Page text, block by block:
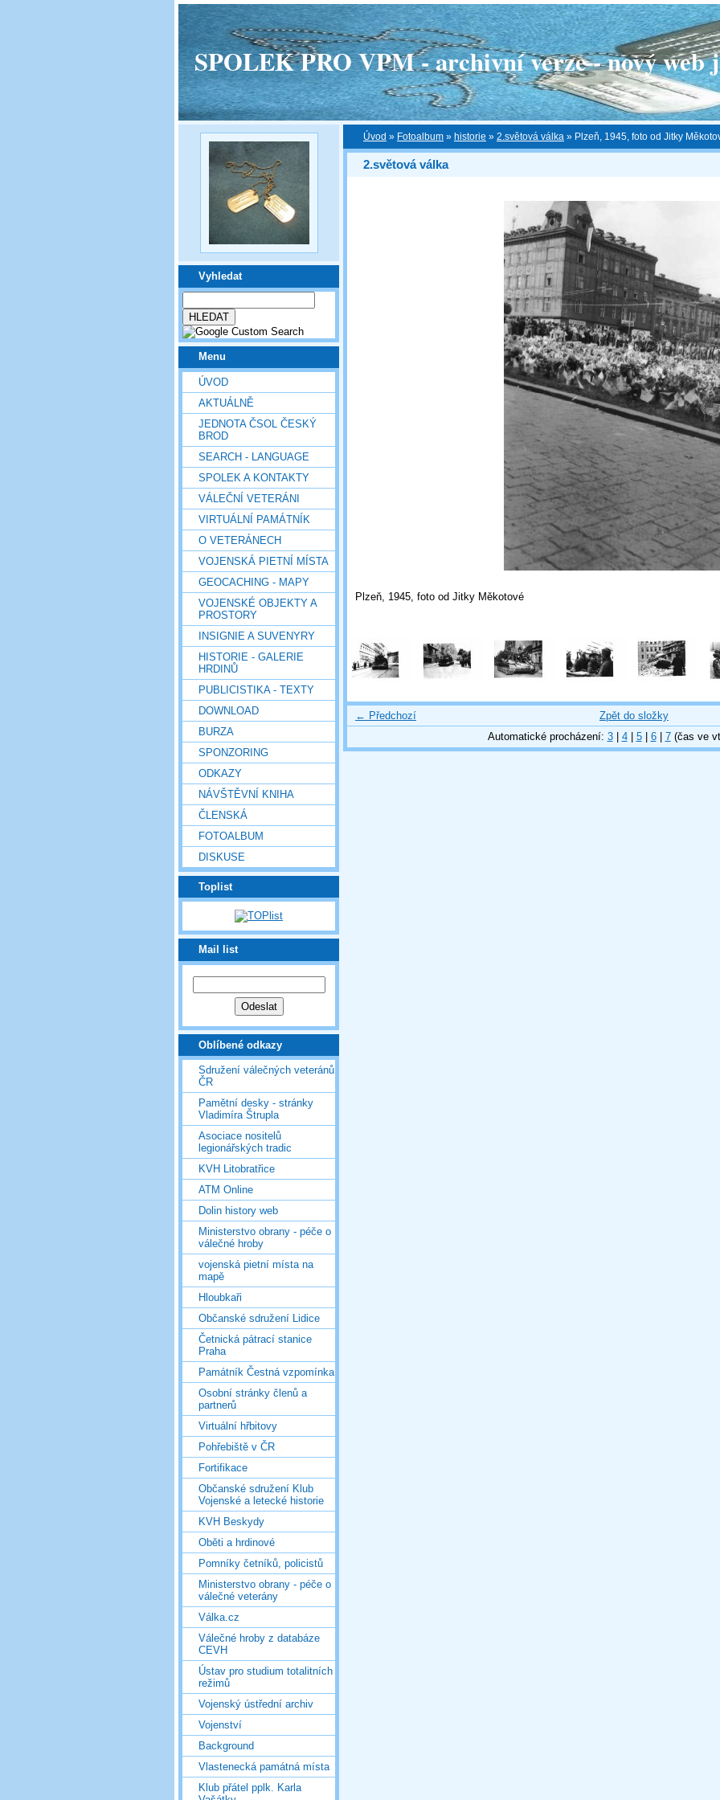
SPOLEK PRO VPM - archivní verze - nový web
Vyhledat
Menu
ÚVOD
AKTUÁLNĚ
JEDNOTA ČSOL ČESKÝ
BROD
SEARCH - LANGUAGE
SPOLEK A KONTAKTY
VÁLEČNÍ VETERÁNI
VIRTUÁLNÍ PAMÁTNÍK
O VETERÁNECH
VOJENSKÁ PIETNÍ MÍSTA
GEOCACHING - MAPY
VOJENSKÉ OBJEKTY A
PROSTORY
INSIGNIE A SUVENYRY
HISTORIE - GALERIE
HRDINŮ
PUBLICISTIKA - TEXTY
DOWNLOAD
BURZA
SPONZORING
ODKAZY
NÁVŠTĚVNÍ KNIHA
ČLENSKÁ
FOTOALBUM
DISKUSE
Toplist
Mail list
Oblíbené odkazy
Sdružení válečných veteránů
ČR
Pamětní desky - stránky
Vladimíra Štrupla
Asociace nositelů
legionářských tradic
KVH Litobratřice
ATM Online
Dolin history web
Ministerstvo obrany - péče o
válečné hroby
vojenská pietní místa na
mapě
Hloubkaři
Občanské sdružení Lidice
Četnická pátrací stanice
Praha
Památník Čestná vzpomínka
Osobní stránky členů a
partnerů
Virtuální hřbitovy
Pohřebiště v ČR
Fortifikace
Občanské sdružení Klub
Vojenské a letecké historie
KVH Beskydy
Oběti a hrdinové
Pomníky četníků, policistů
Ministerstvo obrany - péče o
válečné veterány
Válka.cz
Válečné hroby z databáze
CEVH
Ústav pro studium totalitních
režimů
Vojenský ústřední archiv
Vojenství
Background
Vlastenecká památná místa
Klub přátel pplk. Karla
Úvod » Fotoalbum » historie » 2.světová válka » Plzeň, 1945, foto od Jitky
2.světová válka
Plzeň, 1945, foto od Jitky Měkotové
← Předchozí
Zpět do složky
Automatické procházení: 3| 4| 5| 6| 7(čas ve